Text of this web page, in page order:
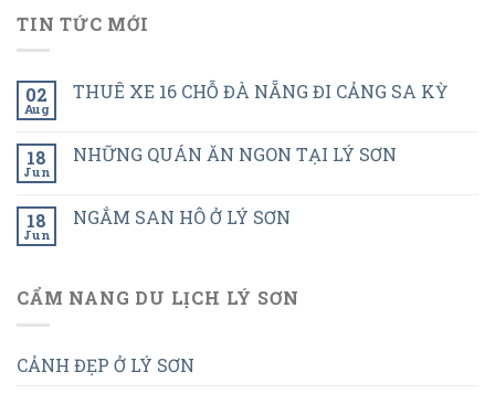
TIN TỨC MỚI
02
Aug
THUÊ XE 16 CHỖ ĐÀ NẴNG ĐI CẢNG SA KỲ
18
Jun
NHỮNG QUÁN ĂN NGON TẠI LÝ SƠN
18
Jun
NGẮM SAN HÔ Ở LÝ SƠN
CẨM NANG DU LỊCH LÝ SƠN
CẢNH ĐẸP Ở LÝ SƠN